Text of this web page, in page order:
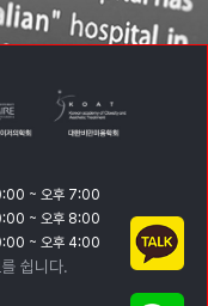
~ 오후 7:00
~ 오후 8:00
~ 오후 4:00
쉽니다.